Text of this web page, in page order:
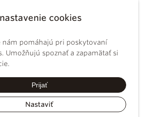
cookies
nám pomáhajú pri poskytovaní
Umožňujú spoznať a zapamätať si
Prijať
Nastaviť